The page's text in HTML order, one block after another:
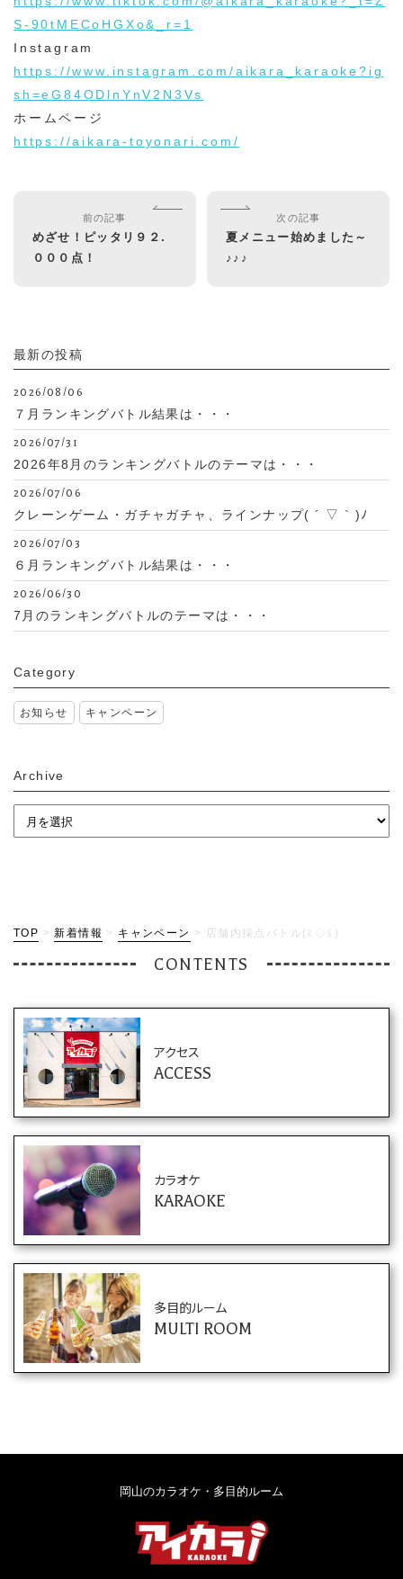
S-90tMECoHGXo&_r=1
Instagram
https://www.instagram.com/aikara_karaoke?ig
sh=eG84ODlnYnV2N3Vs
ホームページ
https://aikara-toyonari.com/
前の記事
めざせ！ピッタリ９２.
０００点！
次の記事
夏メニュー始めました～
♪♪♪
最新の投稿
2026/08/06
７月ランキングバトル結果は・・・
2026/07/31
2026年8月のランキングバトルのテーマは・・・
2026/07/06
クレーンゲーム・ガチャガチャ、ラインナップ( ´ ▽ ` )ﾉ
2026/07/03
６月ランキングバトル結果は・・・
2026/06/30
7月のランキングバトルのテーマは・・・
Category
お知らせ キャンペーン
Archive
TOP >新着情報 > キャンペーン > 店舗内採点バトル(≧◇≦)
CONTENTS
アクセス
ACCESS
カラオケ
KARAOKE
多目的ルーム
MULTI ROOM
岡山のカラオケ・多目的ルーム